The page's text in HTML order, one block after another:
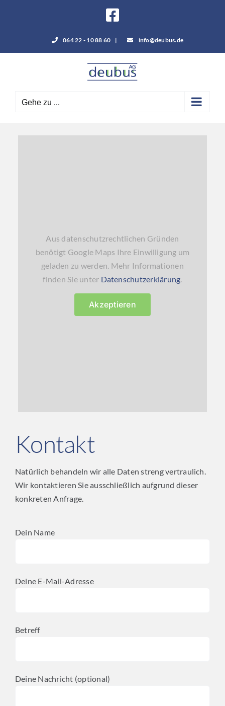
Facebook
064 22 - 10 88 60 | info@deubus.de
Gehe zu ...
Aus datenschutzrechtlichen Gründen
benötigt Google Maps Ihre Einwilligung um
geladen zu werden. Mehr Informationen
finden Sie unter Datenschutzerklärung
Akzeptieren
Kontakt
Natürlich behandeln wir alle Daten streng vertraulich.
Wir kontaktieren Sie ausschließlich aufgrund dieser
konkreten Anfrage.
Dein Name
Deine E-Mail-Adresse
Betreff
Deine Nachricht (optional)